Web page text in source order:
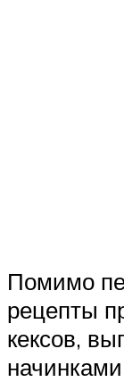
Помимо
рецепты
кексов,